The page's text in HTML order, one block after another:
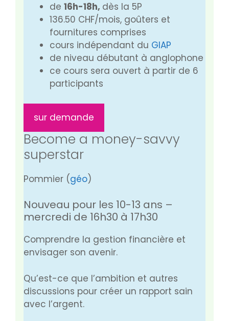
de 16h-18h, dès la 5P
136.50 CHF/mois, goûters et
fournitures comprises
cours indépendant du GIAP
de niveau débutant à anglophone
ce cours sera ouvert à partir de 6
participants
sur demande
Become a money-savvy
superstar
Pommier (géo)
Nouveau pour les 10-13 ans –
mercredi de 16h30 à 17h30
Comprendre la gestion financière et
envisager son avenir.
Qu’est-ce que l’ambition et autres
discussions pour créer un rapport sain
avec l’argent.